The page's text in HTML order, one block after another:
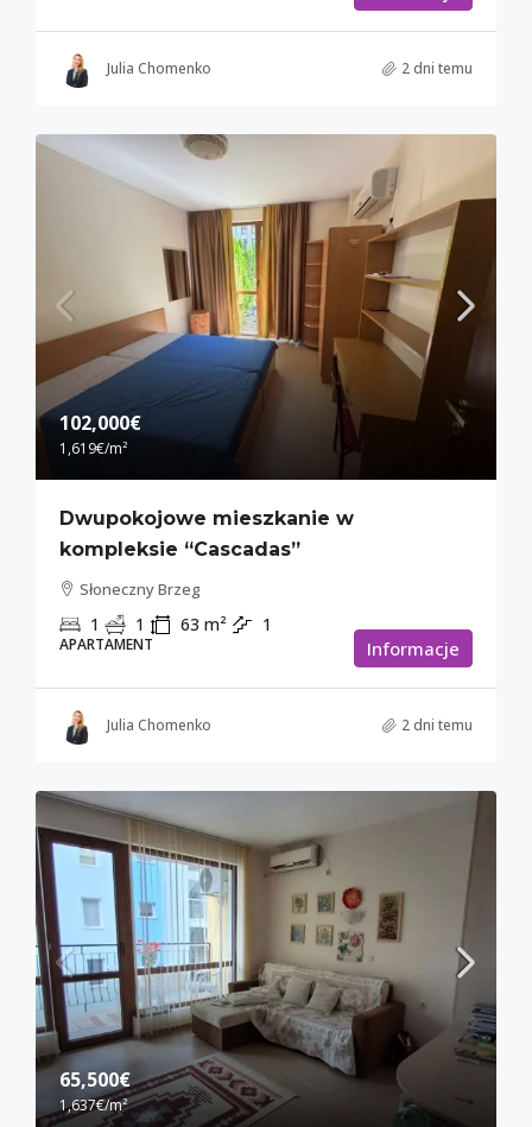
Julia Chomenko 2 dni temu
102,000€
1,619€/m²
Dwupokojowe mieszkanie w
kompleksie “Cascadas”
Słoneczny Brzeg
1 1 63 m² 1
APARTAMENT Informacje
Julia Chomenko 2 dni temu
65,500€
1,637€/m²